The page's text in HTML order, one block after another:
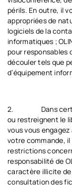
périls. En outre, il
appropriées de
logiciels de la
informatiques ;
pour responsables
découler tels que
d’équipement
2.
Dans
ou restreignent le
vous vous engagez
votre commande, il
restrictions
responsabilité de
caractère illicite
consultation des